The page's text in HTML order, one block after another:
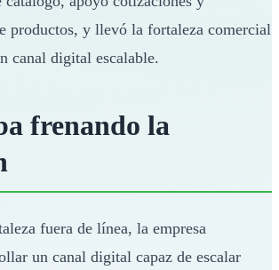
productos, y llevó la fortaleza comercial
canal digital escalable.
frenando la
fuera de línea, la empresa
un canal digital capaz de escalar